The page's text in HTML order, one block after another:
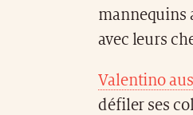
mannequins
avec leurs
Valentino
défiler ses